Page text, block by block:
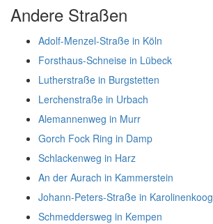
Andere Straßen
Adolf-Menzel-Straße in Köln
Forsthaus-Schneise in Lübeck
Lutherstraße in Burgstetten
Lerchenstraße in Urbach
Alemannenweg in Murr
Gorch Fock Ring in Damp
Schlackenweg in Harz
An der Aurach in Kammerstein
Johann-Peters-Straße in Karolinenkoog
Schmeddersweg in Kempen